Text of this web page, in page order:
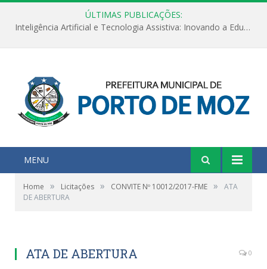
ÚLTIMAS PUBLICAÇÕES:
Inteligência Artificial e Tecnologia Assistiva: Inovando a Educação Especial e Inclusiva
MENU
Home » Licitações » CONVITE Nº 10012/2017-FME »
ATA
DE ABERTURA
ATA DE ABERTURA 0